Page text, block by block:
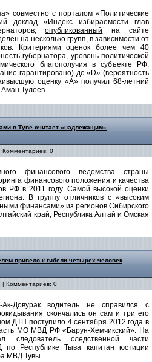
совместно с порталом «Политические
доклад «Индекс избираемости глав
опубликованный на сайте
на несколько групп, в зависимости от
Критериями оценок более чем 40
губернатора, уровень политической
благополучия в субъекте РФ.
гарантировано) до «D» (вероятность
оценку «А» получил 68-летний
Аман Тулеев.
в Туве считает «надлежащим»
Комментариев: 0
финансового ведомства страны
финансового положения и качества
РФ в 2011 году. Самой высокой оценки
В группу отличников с «высоким
финансами» из регионов Сибирского
край, Республика Алтай и Омская
привело к гибели четырех человек
| Комментариев: 0
Довурак водитель не справился с
скончались он сам и три его
ДТП поступило 4 сентября 2012 года в
МО МВД РФ «Барун-Хемчикский». На
следователь следственной части
по Республике Тыва капитан юстиции
МВД Тувы.